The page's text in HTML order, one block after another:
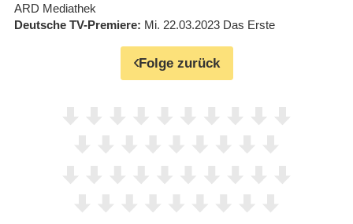
ARD Mediathek
Deutsche TV-Premiere Mi. 22.03.2023 Das Erste
Folge zurück